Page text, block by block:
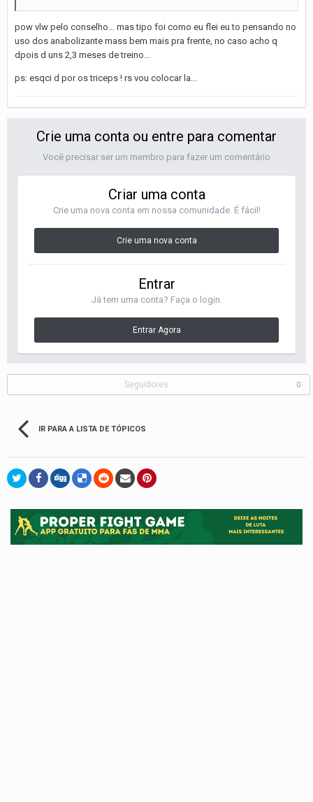
pow vlw pelo conselho... mas tipo foi como eu flei eu to pensando no
uso dos anabolizante mass bem mais pra frente, no caso acho q
dpois d uns 2,3 meses de treino...
ps: esqci d por os triceps ! rs vou colocar la...
Crie uma conta ou entre para comentar
Você precisar ser um membro para fazer um comentário
Criar uma conta
Crie uma nova conta em nossa comunidade. É fácil!
Crie uma nova conta
Entrar
Já tem uma conta? Faça o login.
Entrar Agora
Seguidores 0
IR PARA A LISTA DE TÓPICOS